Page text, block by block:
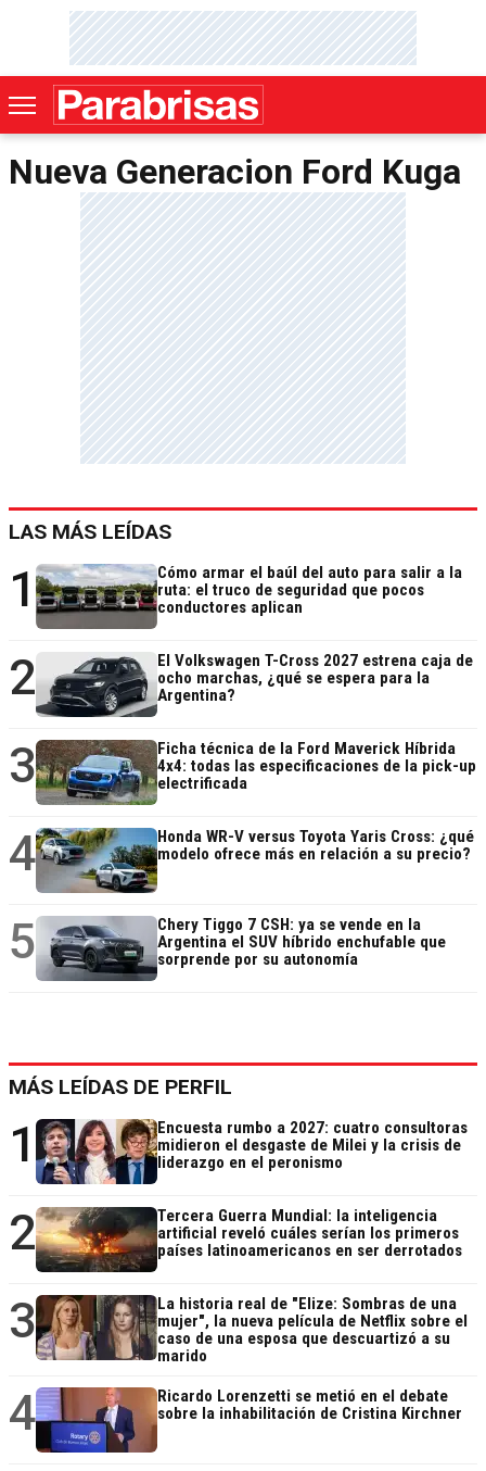
Nueva Generacion Ford Kuga
LAS MÁS LEÍDAS
1
Cómo armar el baúl del auto para salir a la
ruta: el truco de seguridad que pocos
conductores aplican
2
El Volkswagen T-Cross 2027 estrena caja de
ocho marchas, ¿qué se espera para la
Argentina?
3
Ficha técnica de la Ford Maverick Híbrida
4x4: todas las especificaciones de la pick-up
electrificada
4
Honda WR-V versus Toyota Yaris Cross: ¿qué
modelo ofrece más en relación a su precio?
5
Chery Tiggo 7 CSH: ya se vende en la
Argentina el SUV híbrido enchufable que
sorprende por su autonomía
MÁS LEÍDAS DE PERFIL
1
Encuesta rumbo a 2027: cuatro consultoras
midieron el desgaste de Milei y la crisis de
liderazgo en el peronismo
2
Tercera Guerra Mundial: la inteligencia
artificial reveló cuáles serían los primeros
países latinoamericanos en ser derrotados
3
La historia real de "Elize: Sombras de una
mujer", la nueva película de Netflix sobre el
caso de una esposa que descuartizó a su
marido
4
Ricardo Lorenzetti se metió en el debate
sobre la inhabilitación de Cristina Kirchner